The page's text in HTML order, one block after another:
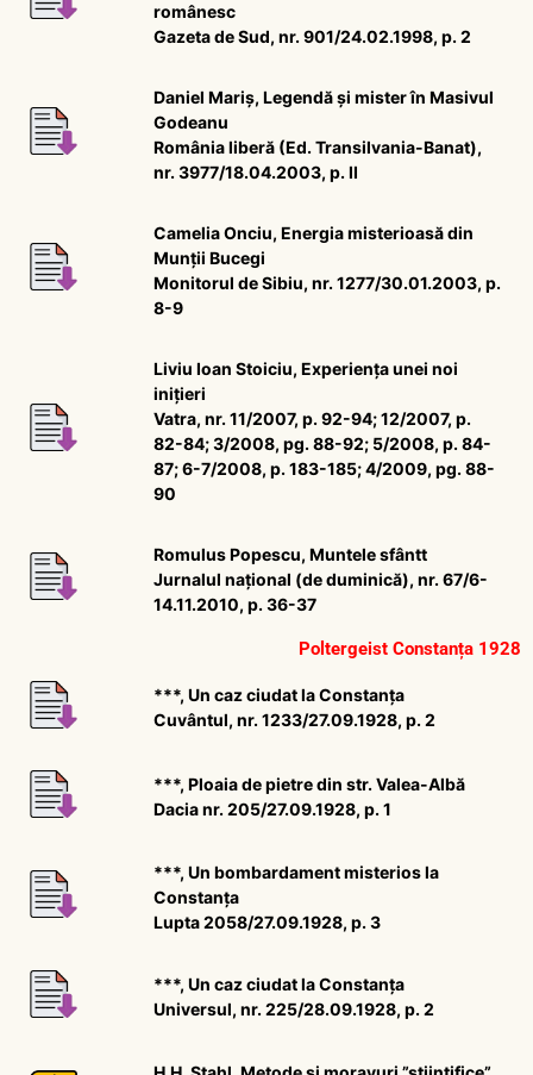
românesc
Gazeta de Sud, nr. 901/24.02.1998, p. 2
Daniel Mariș, Legendă și mister în Masivul
Godeanu
România liberă (Ed. Transilvania-Banat),
nr. 3977/18.04.2003, p. II
Camelia Onciu, Energia misterioasă din
Munții Bucegi
Monitorul de Sibiu, nr. 1277/30.01.2003, p.
8-9
Liviu Ioan Stoiciu, Experienţa unei noi
iniţieri
Vatra, nr. 11/2007, p. 92-94; 12/2007, p.
82-84; 3/2008, pg. 88-92; 5/2008, p. 84-
87; 6-7/2008, p. 183-185; 4/2009, pg. 88-
90
Romulus Popescu, Muntele sfântt
Jurnalul național (de duminică), nr. 67/6-
14.11.2010, p. 36-37
Poltergeist Constanța 1928
***, Un caz ciudat la Constanța
Cuvântul, nr. 1233/27.09.1928, p. 2
***, Ploaia de pietre din str. Valea-Albă
Dacia nr. 205/27.09.1928, p. 1
***, Un bombardament misterios la
Constanța
Lupta 2058/27.09.1928, p. 3
***, Un caz ciudat la Constanța
Universul, nr. 225/28.09.1928, p. 2